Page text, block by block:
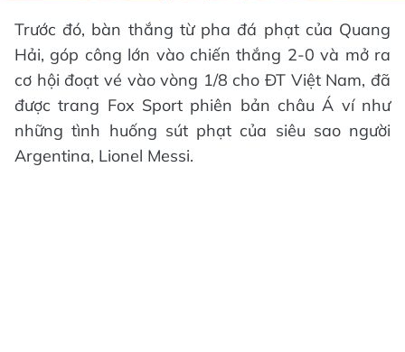
Trước đó, bàn thắng từ pha đá phạt của Quang
Hải, góp công lớn vào chiến thắng 2-0 và mở ra
cơ hội đoạt vé vào vòng 1/8 cho ĐT Việt Nam, đã
được trang Fox Sport phiên bản châu Á ví như
những tình huống sút phạt của siêu sao người
Argentina, Lionel Messi.